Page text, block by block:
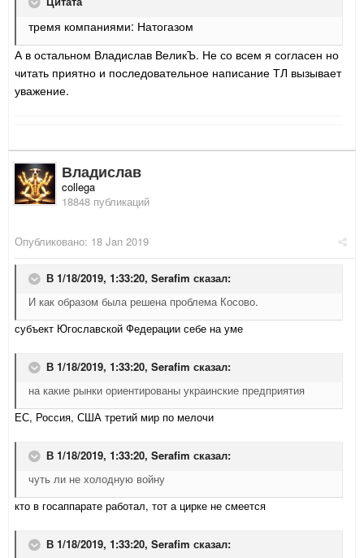
тремя компаниями: Натогазом
А в остальном Владислав ВеликЪ. Не со всем я согласен но
читать приятно и последовательное написание ТЛ вызывает
уважение.
Владислав
collega
18848 публикаций
Опубликовано: 18 Jan 2019
В 1/18/2019, 1:33:20, Serafim сказал:
И как образом была решена проблема Косово.
субъект Югославской Федерации себе на уме
В 1/18/2019, 1:33:20, Serafim сказал:
на какие рынки ориентированы украинские предприятия
ЕС, Россия, США третий мир по мелочи
В 1/18/2019, 1:33:20, Serafim сказал:
чуть ли не холодную войну
кто в госаппарате работал, тот а цирке не смеется
В 1/18/2019, 1:33:20, Serafim сказал: